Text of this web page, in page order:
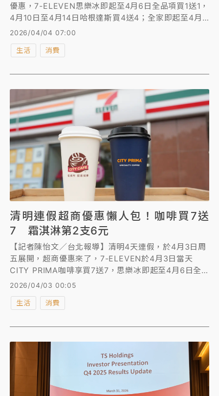
優惠，7-ELEVEN思樂冰即起至4月6日全品項買1送1，
4月10日至4月14日哈根達斯買4送4；全家即起至4月7
日霜淇淋第2支6元、拿鐵咖啡2杯65折、奶茶59折；
買1送1，實體門市刷指定信用卡消費滿額抽泰國來回機
6送3、買20送12優惠，即起至4月29日指定糖餅飲料
抽抽樂最低1元。
2026/04/04 07:00
生活 消費
清明連假超商優惠懶人包！咖啡買7送
7 霜淇淋第2支6元
【記者陳怡文／台北報導】清明4天連假，於4月3日周
五展開，超商優惠來了，7-ELEVEN於4月3日當天
CITY PRIMA咖啡享買7送7，思樂冰即起至4月6日全
品項買1送1；全家即起至4月7日霜淇淋第2支6元、拿
鐵咖啡2杯65折、奶茶59折；萊爾富即起至4月28日恐
龍巧克力歐蕾下殺45折、可樂買1送1，實體門市刷指定
日門市咖啡買2送1，線上享買6送3、買20送12優惠，
即起至4月29日指定糖餅飲料抽抽樂最低1元。
2026/04/03 00:05
生活 消費